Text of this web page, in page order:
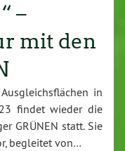
–
mit den
in
findet wieder die
GRÜNEN statt. Sie
begleitet von…